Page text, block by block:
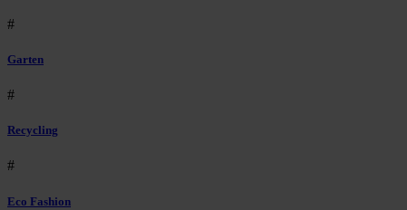
#
Garten
#
Recycling
#
Eco Fashion